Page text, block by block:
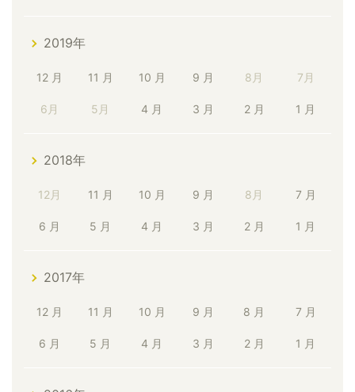
2019年
12 月 11 月 10 月 9 月 8月 7月
6月 5月 4 月 3 月 2 月 1 月
2018年
12月 11 月 10 月 9 月 8月 7 月
6 月 5 月 4 月 3 月 2 月 1 月
2017年
12 月 11 月 10 月 9 月 8 月 7 月
6 月 5 月 4 月 3 月 2 月 1 月